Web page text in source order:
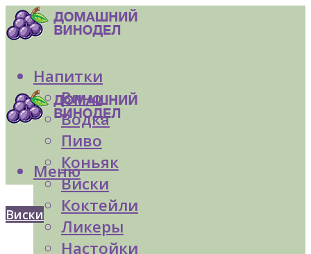
Напитки
Вино
Водка
Пиво
Коньяк
Виски
Коктейли
Ликеры
Настойки
Меню
Виски